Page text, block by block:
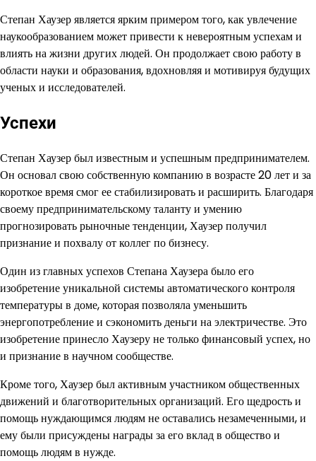
Степан Хаузер является ярким примером того, как увлечение
наукообразованием может привести к невероятным успехам и
влиять на жизни других людей. Он продолжает свою работу в
области науки и образования, вдохновляя и мотивируя будущих
ученых и исследователей.
Успехи
Степан Хаузер был известным и успешным предпринимателем.
Он основал свою собственную компанию в возрасте 20 лет и за
короткое время смог ее стабилизировать и расширить. Благодаря
своему предпринимательскому таланту и умению
прогнозировать рыночные тенденции, Хаузер получил
признание и похвалу от коллег по бизнесу.
Один из главных успехов Степана Хаузера было его
изобретение уникальной системы автоматического контроля
температуры в доме, которая позволяла уменьшить
энергопотребление и сэкономить деньги на электричестве. Это
изобретение принесло Хаузеру не только финансовый успех, но
и признание в научном сообществе.
Кроме того, Хаузер был активным участником общественных
движений и благотворительных организаций. Его щедрость и
помощь нуждающимся людям не оставались незамеченными, и
ему были присуждены награды за его вклад в общество и
помощь людям в нужде.